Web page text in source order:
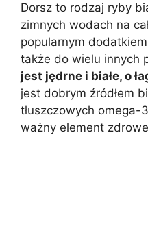
Dorsz to rodzaj ryby
zimnych wodach na
popularnym
także do wielu innych
jest jędrne i białe, o
jest dobrym źródłem
tłuszczowych omega-
ważny element